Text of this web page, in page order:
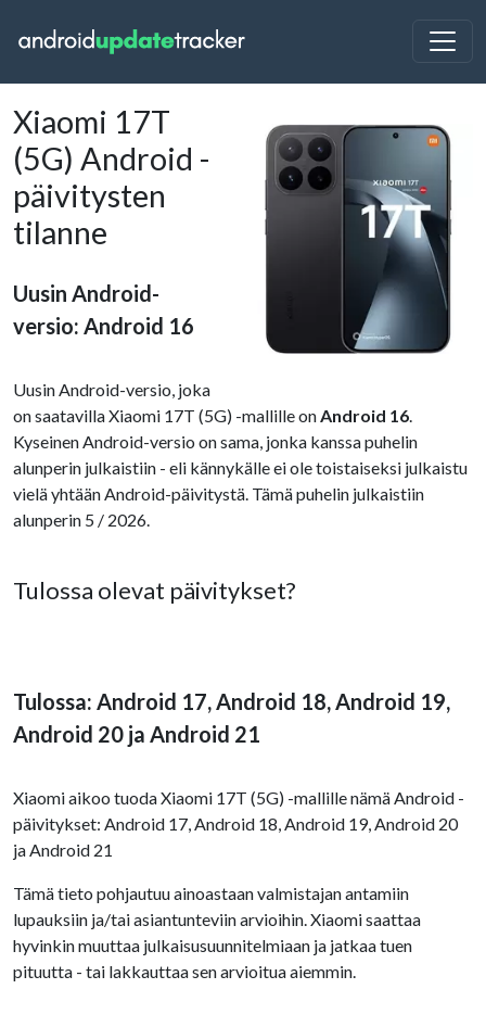
Xiaomi 17T
(5G) Android -
päivitysten
tilanne
Uusin Android-
versio: Android 16
Uusin Android-versio, joka
on saatavilla Xiaomi 17T (5G) -mallille onAndroid 16.
Kyseinen Android-versio on sama, jonka kanssa puhelin
alunperin julkaistiin - eli kännykälle ei ole toistaiseksi julkaistu
vielä yhtään Android-päivitystä. Tämä puhelin julkaistiin
alunperin 5 / 2026.
Tulossa olevat päivitykset?
Tulossa: Android 17, Android 18, Android 19,
Android 20 ja Android 21
Xiaomi aikoo tuoda Xiaomi 17T (5G) -mallille nämä Android -
päivitykset: Android 17, Android 18, Android 19, Android 20
ja Android 21
Tämä tieto pohjautuu ainoastaan valmistajan antamiin
lupauksiin ja/tai asiantunteviin arvioihin. Xiaomi saattaa
hyvinkin muuttaa julkaisusuunnitelmiaan ja jatkaa tuen
pituutta - tai lakkauttaa sen arvioitua aiemmin.